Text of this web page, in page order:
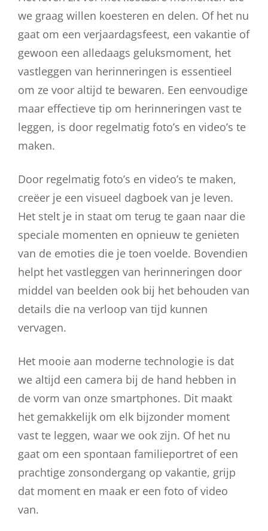
we graag willen koesteren en delen. Of het nu
gaat om een verjaardagsfeest, een vakantie of
gewoon een alledaags geluksmoment, het
vastleggen van herinneringen is essentieel
om ze voor altijd te bewaren. Een eenvoudige
maar effectieve tip om herinneringen vast te
leggen, is door regelmatig foto’s en video’s te
maken.
Door regelmatig foto’s en video’s te maken,
creëer je een visueel dagboek van je leven.
Het stelt je in staat om terug te gaan naar die
speciale momenten en opnieuw te genieten
van de emoties die je toen voelde. Bovendien
helpt het vastleggen van herinneringen door
middel van beelden ook bij het behouden van
details die na verloop van tijd kunnen
vervagen.
Het mooie aan moderne technologie is dat
we altijd een camera bij de hand hebben in
de vorm van onze smartphones. Dit maakt
het gemakkelijk om elk bijzonder moment
vast te leggen, waar we ook zijn. Of het nu
gaat om een spontaan familieportret of een
prachtige zonsondergang op vakantie, grijp
dat moment en maak er een foto of video
van.